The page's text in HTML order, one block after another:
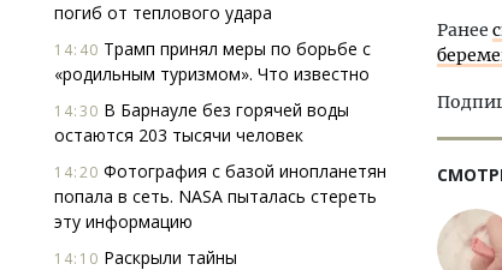
погиб от теплового удара
14:40 Трамп принял меры по борьбе с
«родильным туризмом». Что известно
14:30 В Барнауле без горячей воды
остаются 203 тысячи человек
14:20 Фотография с базой инопланетян
попала в сеть. NASA пыталась стереть
эту информацию
14:10 Раскрыли тайны
Ранее